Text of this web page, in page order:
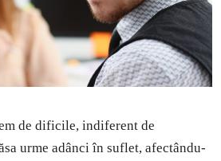
de dificile, indiferent de
urme adânci în suflet, afectându-